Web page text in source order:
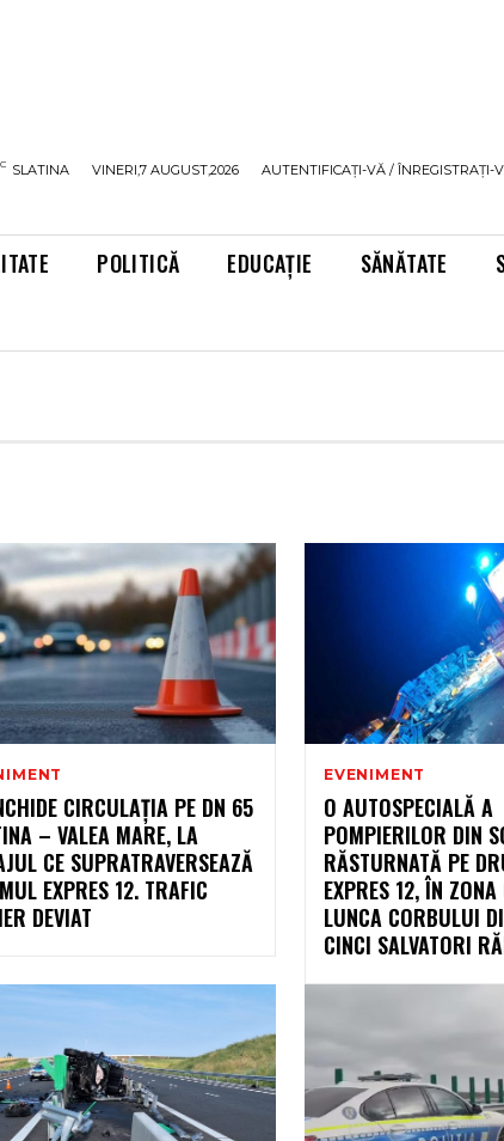
C SLATINA VINERI,7 AUGUST,2026 AUTENTIFICAȚI-VĂ / ÎNREGISTRAȚI-
POLITICĂ EDUCAȚIE SĂNĂTATE
CIRCULAȚIA PE DN 65
– VALEA MARE, LA
CE SUPRATRAVERSEAZĂ
EXPRES 12. TRAFIC
DEVIAT
EVENIMENT
O AUTOSPECIALĂ A
POMPIERILOR DIN
RĂSTURNATĂ PE
EXPRES 12, ÎN
LUNCA CORBULUI
CINCI SALVATORI